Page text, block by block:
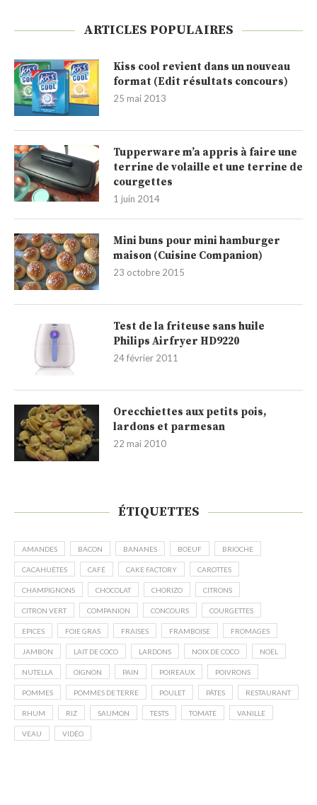
ARTICLES POPULAIRES
Kiss cool revient dans un nouveau
format (Edit résultats concours)
25 mai 2013
Tupperware m’a appris à faire une
terrine de volaille et une terrine de
courgettes
1 juin 2014
Mini buns pour mini hamburger
maison (Cuisine Companion)
23 octobre 2015
Test de la friteuse sans huile
Philips Airfryer HD9220
24 février 2011
Orecchiettes aux petits pois,
lardons et parmesan
22 mai 2010
ÉTIQUETTES
AMANDES BACON BANANES BOEUF BRIOCHE
CACAHUÈTES CAFÉ CAKE FACTORY CAROTTES
CHAMPIGNONS CHOCOLAT CHORIZO CITRONS
CITRON VERT COMPANION CONCOURS COURGETTES
EPICES FOIE GRAS FRAISES FRAMBOISE FROMAGES
JAMBON LAIT DE COCO LARDONS NOIX DE COCO NOËL
NUTELLA OIGNON PAIN POIREAUX POIVRONS
POMMES POMMES DE TERRE POULET PÂTES RESTAURANT
RHUM RIZ SAUMON TESTS TOMATE VANILLE
VEAU VIDÉO